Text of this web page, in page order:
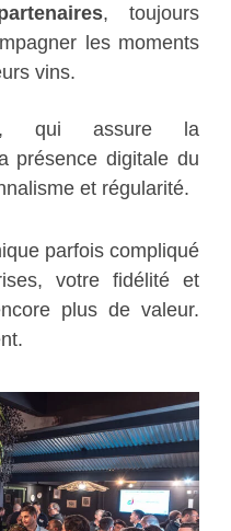
, toujours
les moments
vins.
qui assure la
présence digitale du
et régularité.
parfois compliqué
votre fidélité et
plus de valeur.